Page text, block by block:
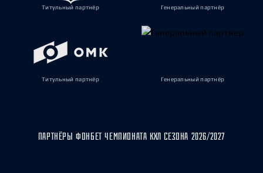
Титульный партнёр Генеральный партнёр
Титульный партнёр Генеральный партнёр
ПАРТНЁРЫ ФОНБЕТ ЧЕМПИОНАТА КХЛ СЕЗОНА 2026/2027